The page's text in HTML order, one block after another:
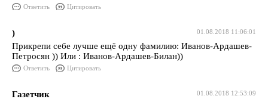
Ответить Цитировать
01.08.2018 11:06:01
)
Прикрепи себе лучше ещё одну фамилию: Иванов-Ардашев-
Петросян )) Или : Иванов-Ардашев-Билан))
Ответить Цитировать
01.08.2018 12:53:09
Газетчик